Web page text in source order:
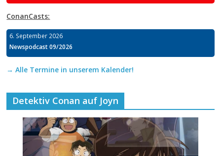
ConanCasts:
6. September 2026
Newspodcast 09/2026
→ Alle Termine in unserem Kalender!
Detektiv Conan auf Joyn